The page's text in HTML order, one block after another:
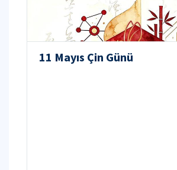
11 Mayıs Çin Günü